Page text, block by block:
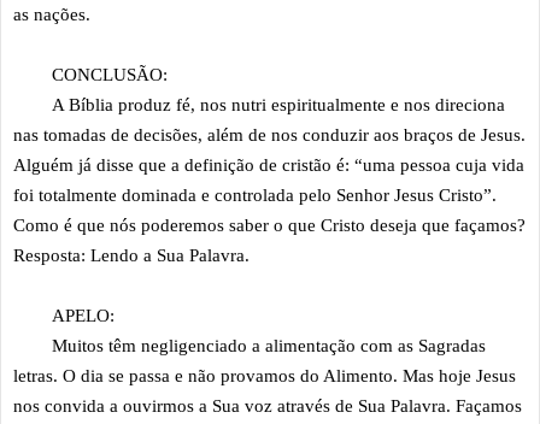
as nações.
CONCLUSÃO:
A Bíblia produz fé, nos nutri espiritualmente e nos direciona
nas tomadas de decisões, além de nos conduzir aos braços de Jesus.
Alguém já disse que a definição de cristão é: “uma pessoa cuja vida
foi totalmente dominada e controlada pelo Senhor Jesus Cristo”.
Como é que nós poderemos saber o que Cristo deseja que façamos?
Resposta: Lendo a Sua Palavra.
APELO:
Muitos têm negligenciado a alimentação com as Sagradas
letras. O dia se passa e não provamos do Alimento. Mas hoje Jesus
nos convida a ouvirmos a Sua voz através de Sua Palavra. Façamos